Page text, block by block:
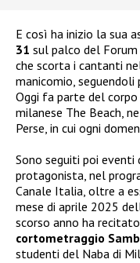
E così ha inizio la sua
31 sul palco del Forum
che scorta i cantanti
manicomio,
Oggi fa parte del
milanese The Beach,
Perse, in cui ogni
Sono seguiti poi eventi
protagonista, nel
Canale Italia, oltre a
mese di aprile 2025
scorso anno ha
cortometraggio
studenti del Naba di